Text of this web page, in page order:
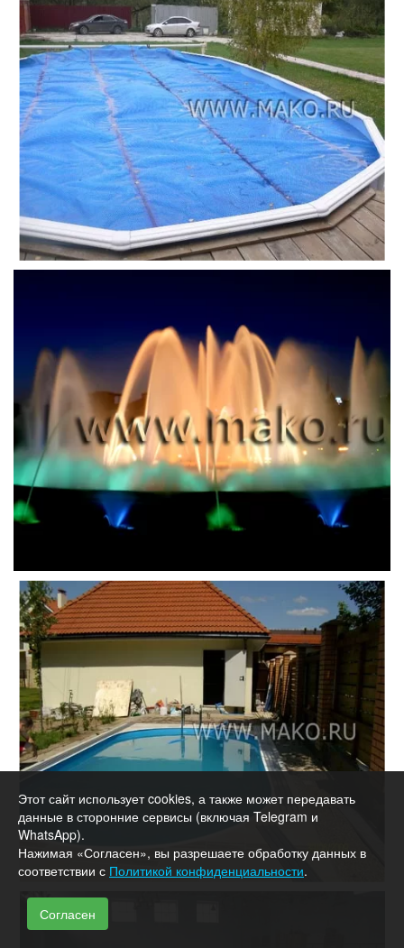
Этот сайт использует cookies, а также может передавать
данные в сторонние сервисы (включая Telegram и
WhatsApp).
Нажимая «Согласен», вы разрешаете обработку данных в
соответствии с Политикой конфиденциальности.
Согласен